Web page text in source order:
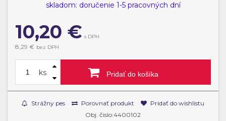
skladom: doručenie 1-5 pracovných dní
10,20 € s DPH
8,29 € bez DPH
ks Pridať do košíka
Strážny pes Porovnať produkt
Pridať do wishlistu
Obj. čislo:4400102